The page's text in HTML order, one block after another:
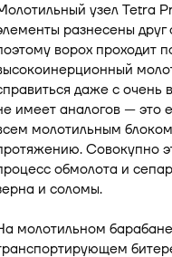
узел Tetra
разнесены
ворох проходит
даже с
имеет аналогов — это
молотильным
Совокупно
обмолота и
и соломы.
молотильном